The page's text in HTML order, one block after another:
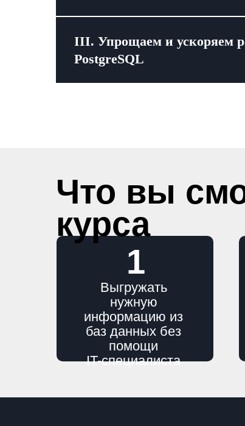
III. Упрощаем и ускоряем
PostgreSQL
Что вы
курса
Выгружать
нужную
информацию из
баз данных без
помощи
IT-специалиста
1